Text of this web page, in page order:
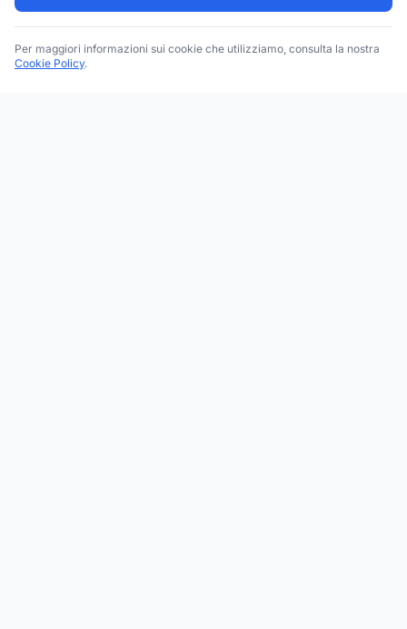
Per maggiori informazioni sui cookie che utilizziamo, consulta la nostra
Cookie Policy.